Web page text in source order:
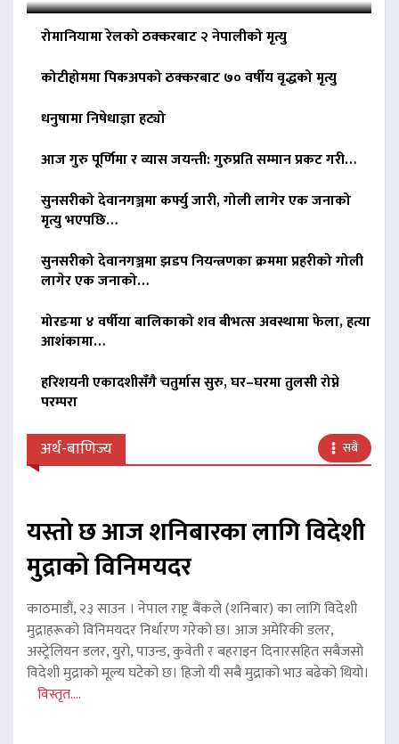
रोमानियामा रेलको ठक्करबाट २ नेपालीको मृत्यु
कोटीहोममा पिकअपको ठक्करबाट ७० वर्षीय वृद्धको मृत्यु
धनुषामा निषेधाज्ञा हट्यो
आज गुरु पूर्णिमा र व्यास जयन्ती: गुरुप्रति सम्मान प्रकट गरी…
सुनसरीको देवानगञ्जमा कर्फ्यु जारी, गोली लागेर एक जनाको
मृत्यु भएपछि…
सुनसरीको देवानगञ्जमा झडप नियन्त्रणका क्रममा प्रहरीको गोली
लागेर एक जनाको…
मोरङमा ४ वर्षीया बालिकाको शव बीभत्स अवस्थामा फेला, हत्या
आशंकामा…
हरिशयनी एकादशीसँगै चतुर्मास सुरु, घर–घरमा तुलसी रोप्ने
परम्परा
अर्थ-बाणिज्य सबै
यस्तो छ आज शनिबारका लागि विदेशी
मुद्राको विनिमयदर
काठमाडौं, २३ साउन । नेपाल राष्ट्र बैंकले (शनिबार) का लागि विदेशी
मुद्राहरूको विनिमयदर निर्धारण गरेको छ। आज अमेरिकी डलर,
अस्ट्रेलियन डलर, युरो, पाउन्ड, कुवेती र बहराइन दिनारसहित सबैजसो
विदेशी मुद्राको मूल्य घटेको छ। हिजो यी सबै मुद्राको भाउ बढेको थियो।
विस्तृत....